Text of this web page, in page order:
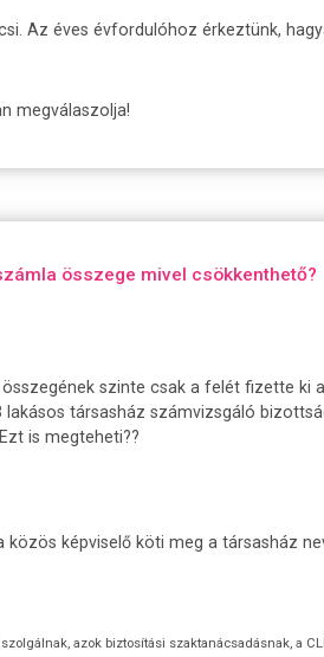
Az éves évfordulóhoz érkeztünk,
megválaszolja!
összege mivel csökkenthető?
szinte csak a felét fizette
társasház számvizsgáló
is megteheti??
képviselő köti meg a társasház
azok biztosítási szaktanácsadásnak, a